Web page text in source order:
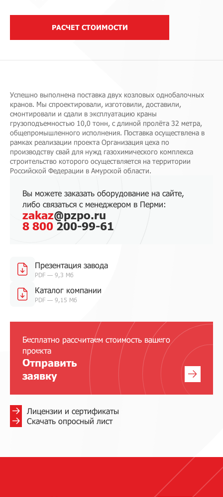
РАСЧЕТ СТОИМОСТИ
Успешно выполнена поставка двух козловых однобалочных
кранов. Мы спроектировали, изготовили, доставили,
смонтировали и сдали в эксплуатацию краны
грузоподъемностью 10,0 тонн, с длиной пролёта 32 метра,
общепромышленного исполнения. Поставка осуществлена в
рамках реализации проекта Организация цеха по
производству свай для нужд газохимического комплекса
строительство которого осуществляется на территории
Российской Федерации в Амурской области.
Вы можете заказать оборудование на сайте,
либо связаться с менеджером в Перми:
zakaz@pzpo.ru
8 800 200-99-61
Презентация завода
PDF — 9,3 Мб
Каталог компании
PDF — 9,15 Мб
Бесплатно рассчитаем стоимость вашего
проекта
Отправить
заявку
Лицензии и сертификаты
Скачать опросный лист